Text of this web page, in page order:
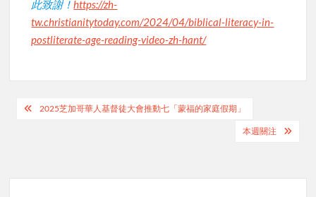
此致謝！https://zh-
tw.christianitytoday.com/2024/04/biblical-literacy-in-
postliterate-age-reading-video-zh-hant/
Post2025芝加哥華人基督徒大會推動七「蒙福的家庭假期」
本週關注